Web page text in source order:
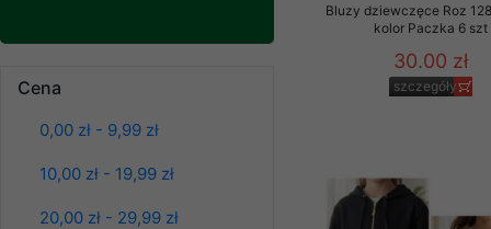
Cena
0,00 zł - 9,99 zł
10,00 zł - 19,99 zł
20,00 zł - 29,99 zł
Bluzy damskie Roz
szczegóły
Bluzy dziewczęce Roz
kolor Paczka 6 szt
30.00 zł
szczegóły
ochronie danych
serwerach
pracownicy Sklepu.
Każdy Klient, który
chyba że dzieje się
prawa organów